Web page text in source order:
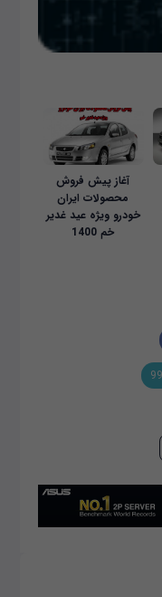
آغاز پیش فروش
محصولات ایران
خودرو ویژه عید غدیر
خم 1400